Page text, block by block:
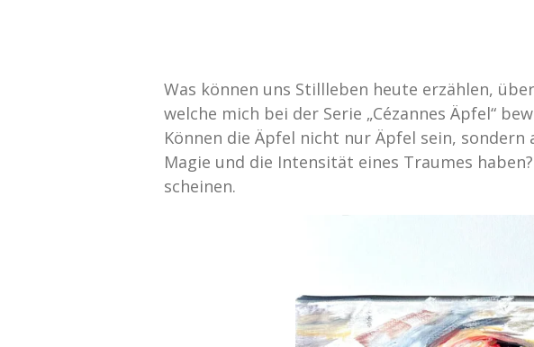
Was können uns Stillleben heute erzählen,
welche mich bei der Serie „Cézannes Äpfel“
Können die Äpfel nicht nur Äpfel sein,
Magie und die Intensität eines Traumes
scheinen.